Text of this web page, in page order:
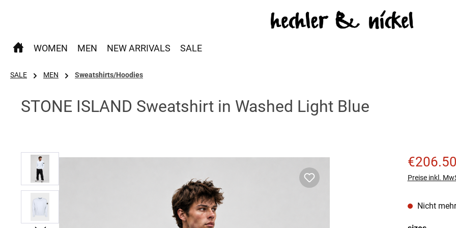
WOMEN MEN NEW ARRIVALS SALE
SALE MEN Sweatshirts/Hoodies
STONE ISLAND Sweatshirt in Washed Light Blue
Bildergalerie überspringen Verkaufspreis:
€206.50
Preise inkl.
Nicht